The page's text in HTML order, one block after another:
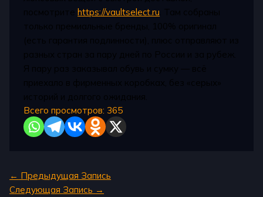
посмотритеhttps://vaultselect.ru
Всего просмотров: 365
← Предыдущая Запись
Следующая Запись →